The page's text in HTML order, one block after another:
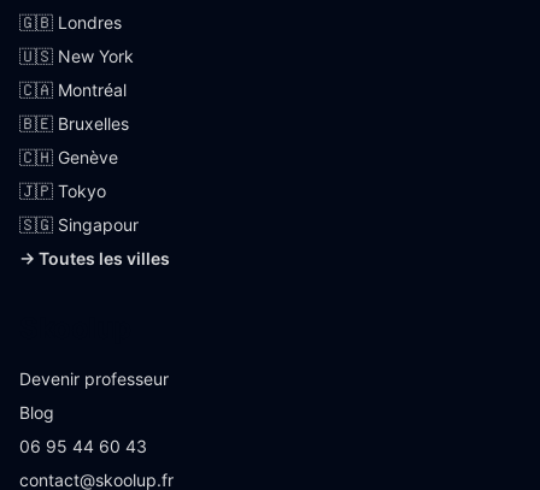
🇬🇧 Londres
🇺🇸 New York
🇨🇦 Montréal
🇧🇪 Bruxelles
🇨🇭 Genève
🇯🇵 Tokyo
🇸🇬 Singapour
→ Toutes les villes
Devenir professeur
Blog
06 95 44 60 43
contact@skoolup.fr